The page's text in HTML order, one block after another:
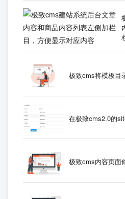
极致cms将模板目
在极致cms2.0的
极致cms内容页面